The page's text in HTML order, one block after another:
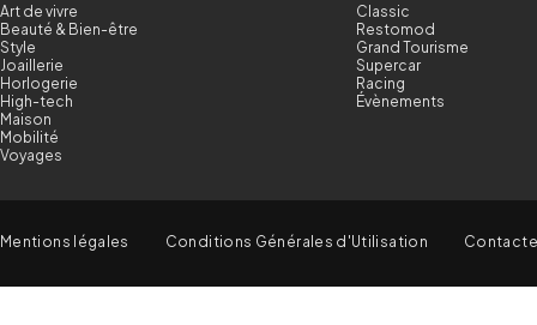
Art de vivre
Beauté & Bien-être
Style
Joaillerie
Horlogerie
High-tech
Maison
Mobilité
Voyages
Classic
Restomod
Grand Tourisme
Supercar
Racing
Évènements
Mentions légales Conditions Générales d'Utilisation